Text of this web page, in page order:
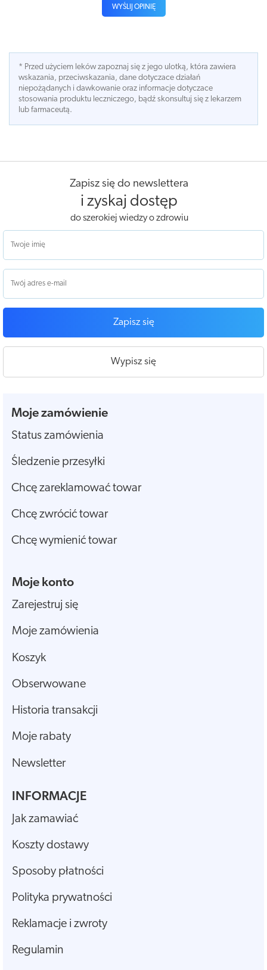
WYŚLIJ OPINIĘ
* Przed użyciem leków zapoznaj się z jego ulotką, która zawiera
wskazania, przeciwskazania, dane dotyczace działań
niepożądanych i dawkowanie oraz informacje dotyczace
stosowania produktu leczniczego, bądź skonsultuj się z lekarzem
lub farmaceutą.
Zapisz się do newslettera
i zyskaj dostęp
do szerokiej wiedzy o zdrowiu
Zapisz się
Wypisz się
Moje zamówienie
Status zamówienia
Śledzenie przesyłki
Chcę zareklamować towar
Chcę zwrócić towar
Chcę wymienić towar
Moje konto
Zarejestruj się
Moje zamówienia
Koszyk
Obserwowane
Historia transakcji
Moje rabaty
Newsletter
INFORMACJE
Jak zamawiać
Koszty dostawy
Sposoby płatności
Polityka prywatności
Reklamacje i zwroty
Regulamin